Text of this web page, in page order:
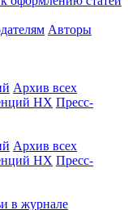
Авторы
Архив всех
НХ Пресс-
Архив всех
НХ Пресс-
в журнале